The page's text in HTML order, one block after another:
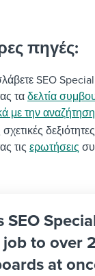
πηγές:
SEO
τα δελτία
με την
τις ερωτήσεις
SEO
to over
at